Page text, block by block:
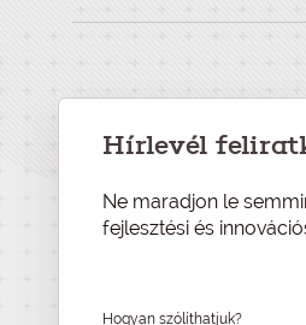
Hírlevél
Ne maradjon le
fejlesztési és
Hogyan szólíthatjuk?